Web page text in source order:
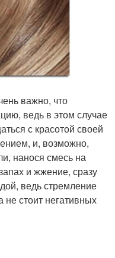
важно, что
ведь в этом случае
с красотой своей
и, возможно,
нанося смесь на
и жжение, сразу
ведь стремление
не стоит негативных